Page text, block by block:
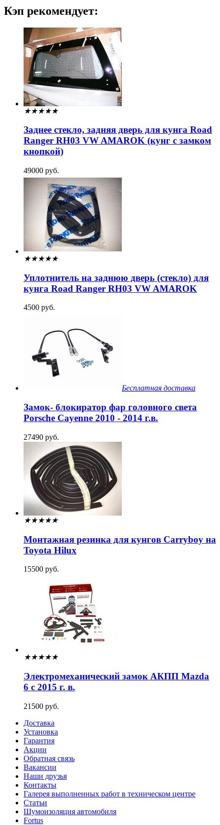
Кэп рекомендует:
★★★★★
Заднее стекло, задняя дверь для кунга Road
Ranger RH03 VW AMAROK (кунг с замком
кнопкой)
49000 руб.
★★★★★
Уплотнитель на заднюю дверь (стекло) для
кунга Road Ranger RH03 VW AMAROK
4500 руб.
Бесплатная доставка
Замок- блокиратор фар головного света
Porsche Cayenne 2010 - 2014 г.в.
27490 руб.
★★★★★
Монтажная резинка для кунгов Carryboy на
Toyota Hilux
15500 руб.
★★★★★
Электромеханический замок АКПП Mazda
6 с 2015 г. в.
21500 руб.
Доставка
Установка
Гарантия
Акции
Обратная связь
Вакансии
Наши друзья
Контакты
Галерея выполненных работ в техническом центре
Статьи
Шумоизоляция автомобиля
Fortus